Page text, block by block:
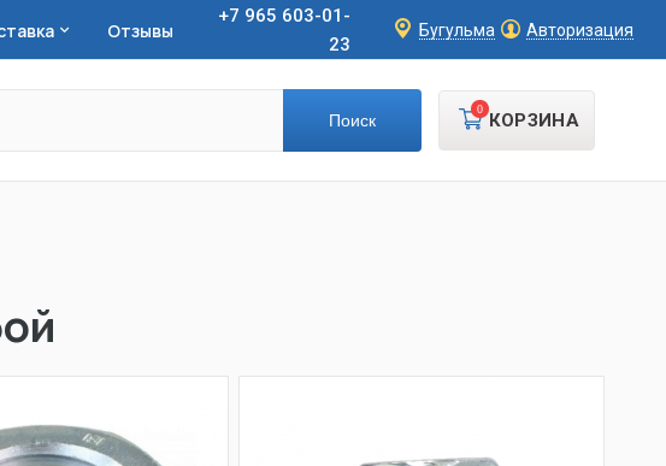
Отзывы
+7 965 603-01-
23
Бугульма Авторизация
КОРЗИНА
0